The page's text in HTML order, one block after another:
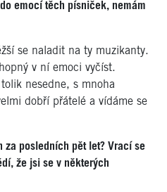
emocí těch písniček, nemám
se naladit na ty muzikanty.
v ní emoci vyčíst.
nesedne, s mnoha
dobří přátelé a vídáme se
za posledních pět let? Vrací se
že jsi se v některých